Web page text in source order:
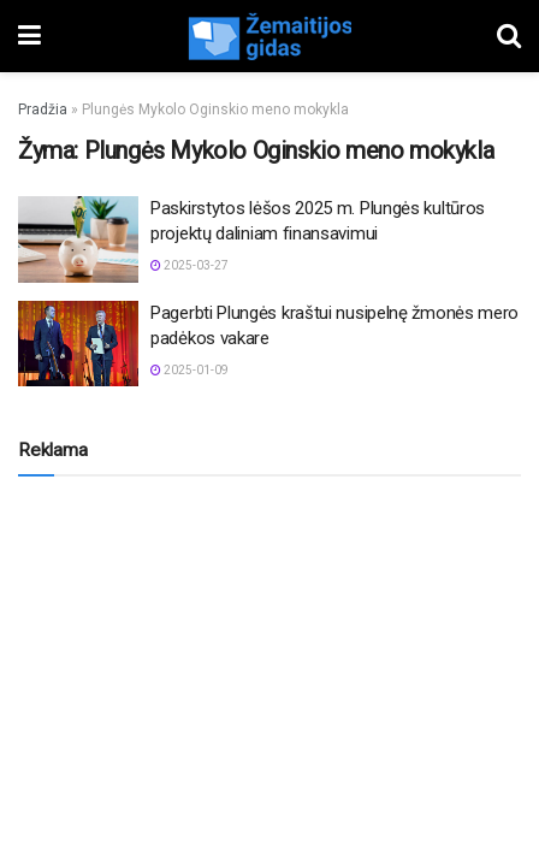
Pradžia » Plungės Mykolo Oginskio meno mokykla
Žyma: Plungės Mykolo Oginskio meno mokykla
Paskirstytos lėšos 2025 m. Plungės kultūros
projektų daliniam finansavimui
2025-03-27
Pagerbti Plungės kraštui nusipelnę žmonės mero
padėkos vakare
2025-01-09
Reklama